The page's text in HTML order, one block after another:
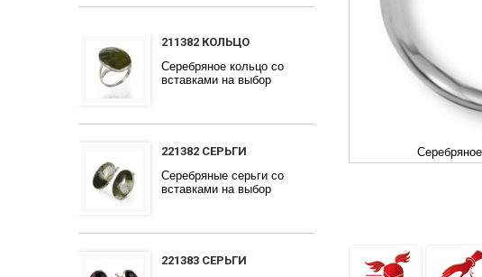
211382 КОЛЬЦО
Серебряное кольцо со
вставками на выбор
221382 СЕРЬГИ
Серебряные серьги со
вставками на выбор
221383 СЕРЬГИ